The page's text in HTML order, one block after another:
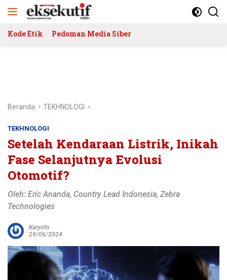
Kode Etik Pedoman Media Siber
Beranda TEKHNOLOGI
TEKHNOLOGI
Setelah Kendaraan Listrik, Inikah
Fase Selanjutnya Evolusi
Otomotif?
Oleh: Eric Ananda, Country Lead Indonesia, Zebra
Technologies
Karyoto
29/06/2024